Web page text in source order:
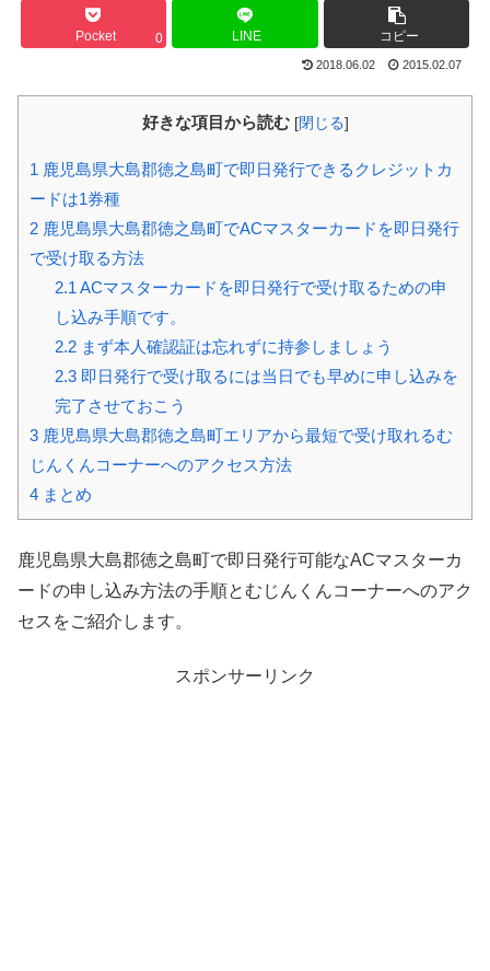
Pocket 0 LINE コピー
2018.06.02 2015.02.07
好きな項目から読む [閉じる]
1 鹿児島県大島郡徳之島町で即日発行できるクレジットカ
ードは1券種
2 鹿児島県大島郡徳之島町でACマスターカードを即日発行
で受け取る方法
2.1 ACマスターカードを即日発行で受け取るための申
し込み手順です。
2.2まず本人確認証は忘れずに持参しましょう
2.3即日発行で受け取るには当日でも早めに申し込みを
完了させておこう
3 鹿児島県大島郡徳之島町エリアから最短で受け取れるむ
じんくんコーナーへのアクセス方法
4 まとめ
鹿児島県大島郡徳之島町で即日発行可能なACマスターカ
ードの申し込み方法の手順とむじんくんコーナーへのアク
セスをご紹介します。
スポンサーリンク